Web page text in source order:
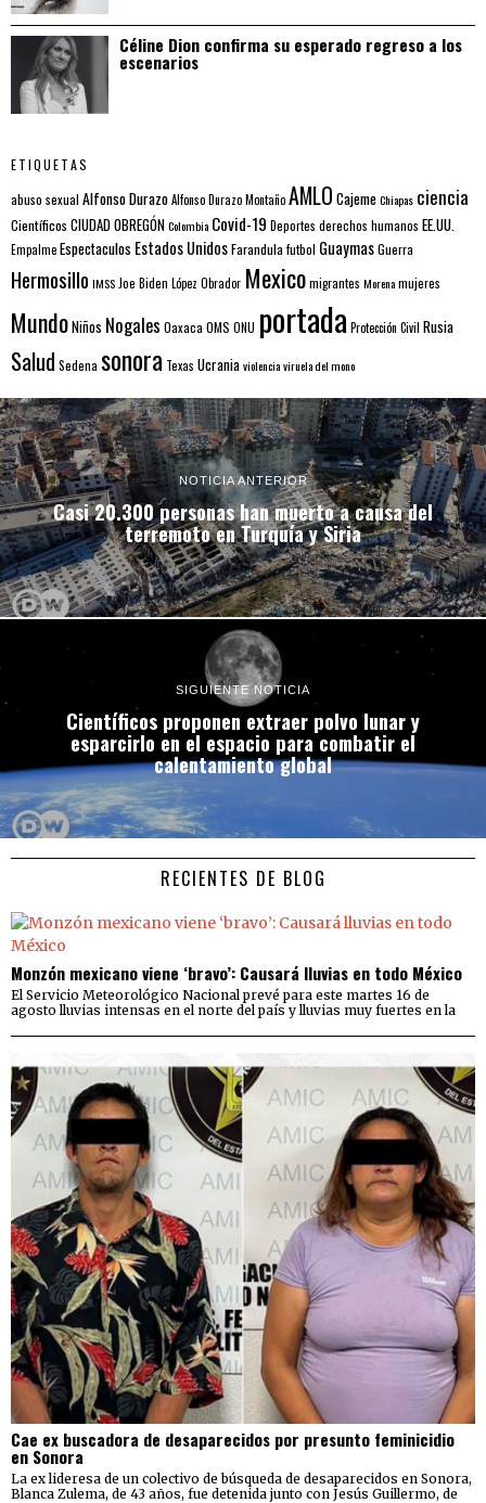
Céline Dion confirma su esperado regreso a los
escenarios
ETIQUETAS
abuso sexual Alfonso DurazoAlfonso Durazo MontañoAMLO CajemeChiapas ciencia
Científicos CIUDAD OBREGÓNColombia Covid-19 Deportes derechos humanos EE.UU.
EmpalmeEspectaculos Estados UnidosFarandulafutbol GuaymasGuerra
Hermosillo IMSSJoe Biden López Obrador Mexicomigrantes Morenamujeres
MundoNiños Nogales Oaxaca OMS ONU portada Protección Civil Rusia
Salud Sedena sonora Texas Ucraniaviolenciaviruela del mono
NOTICIA ANTERIOR
Casi 20.300 personas han muerto a causa del
terremoto en Turquía y Siria
SIGUIENTE NOTICIA
Científicos proponen extraer polvo lunar y
esparcirlo en el espacio para combatir el
calentamiento global
RECIENTES DE BLOG
Monzón mexicano viene ‘bravo’: Causará lluvias en todo México
El Servicio Meteorológico Nacional prevé para este martes 16 de
agosto lluvias intensas en el norte del país y lluvias muy fuertes en la
Cae ex buscadora de desaparecidos por presunto feminicidio
en Sonora
La ex lideresa de un colectivo de búsqueda de desaparecidos en Sonora,
Blanca Zulema, de 43 años, fue detenida junto con Jesús Guillermo, de